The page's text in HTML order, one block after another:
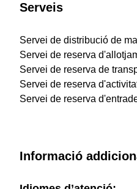
Serveis
Servei de distribució de
Servei de reserva
Servei de reserva de
Servei de reserva
Servei de reserva
Informació